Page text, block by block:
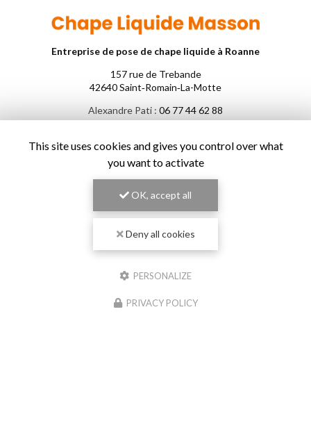
Entreprise de pose de chape liquide à Roanne
157 rue de Trebande
42640 Saint‑Romain‑La-Motte
Alexandre Pati : 06 77 44 62 88
Yann Foehrenbach :06 16 08 70 46
Voir+ d'infos sur
facebook
Envoyez un message
This site uses cookies and gives you control over what
you want to activate
OK, accept all
Deny all cookies
PERSONALIZE
PRIVACY POLICY